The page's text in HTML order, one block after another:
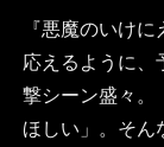
『悪魔のいけ
応えるように、
撃シーン盛々。
ほしい」。そん